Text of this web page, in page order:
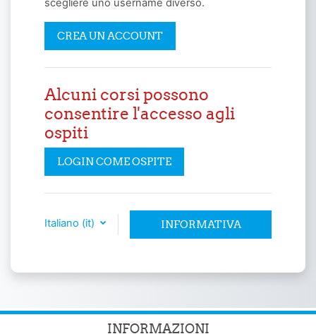
scegliere uno username diverso.
CREA UN ACCOUNT
Alcuni corsi possono
consentire l'accesso agli
ospiti
LOGIN COME OSPITE
Italiano ‎(it)‎ INFORMATIVA
INFORMAZIONI